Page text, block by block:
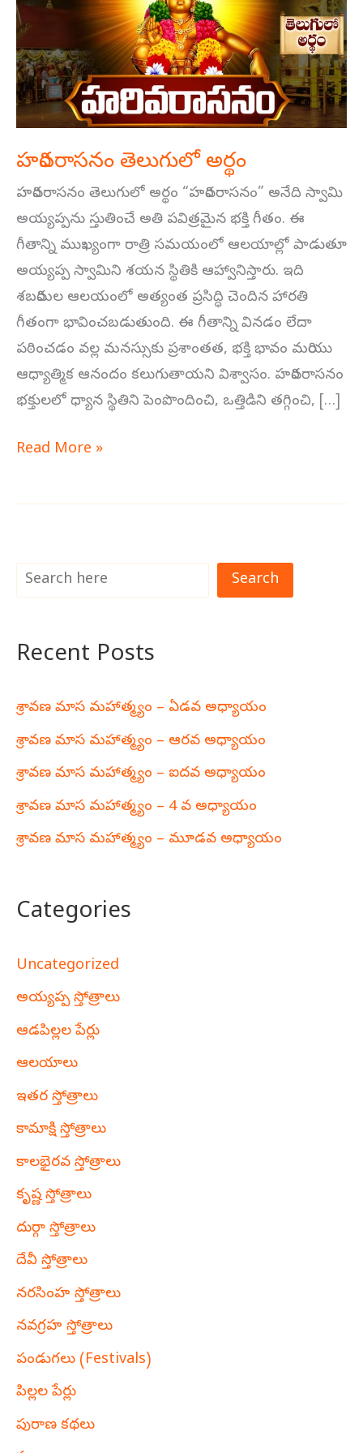
హరివరాసనం తెలుగులో అర్థం
హరివరాసనం తెలుగులో అర్థం “హరివరాసనం” అనేది స్వామి
అయ్యప్పను స్తుతించే అతి పవిత్రమైన భక్తి గీతం. ఈ
గీతాన్ని ముఖ్యంగా రాత్రి సమయంలో ఆలయాల్లో పాడుతూ
అయ్యప్ప స్వామిని శయన స్థితికి ఆహ్వానిస్తారు. ఇది
శబరిమల ఆలయంలో అత్యంత ప్రసిద్ధి చెందిన హారతి
గీతంగా భావించబడుతుంది. ఈ గీతాన్ని వినడం లేదా
పఠించడం వల్ల మనస్సుకు ప్రశాంతత, భక్తి భావం మరియు
ఆధ్యాత్మిక ఆనందం కలుగుతాయని విశ్వాసం. హరివరాసనం
భక్తులలో ధ్యాన స్థితిని పెంపొందించి, ఒత్తిడిని తగ్గించి, […]
అర్థం
Read More »
Search
Recent Posts
శ్రావణ మాస మహాత్మ్యం – ఏడవ అధ్యాయం
శ్రావణ మాస మహాత్మ్యం – ఆరవ అధ్యాయం
శ్రావణ మాస మహాత్మ్యం – ఐదవ అధ్యాయం
శ్రావణ మాస మహాత్మ్యం – 4 వ అధ్యాయం
శ్రావణ మాస మహాత్మ్యం – మూడవ అధ్యాయం
Categories
Uncategorized
అయ్యప్ప స్తోత్రాలు
ఆడపిల్లల పేర్లు
ఆలయాలు
ఇతర స్తోత్రాలు
కామాక్షి స్తోత్రాలు
కాలభైరవ స్తోత్రాలు
కృష్ణ స్తోత్రాలు
దుర్గా స్తోత్రాలు
దేవీ స్తోత్రాలు
నరసింహ స్తోత్రాలు
నవగ్రహ స్తోత్రాలు
పండుగలు (Festivals)
పిల్లల పేర్లు
పురాణ కథలు